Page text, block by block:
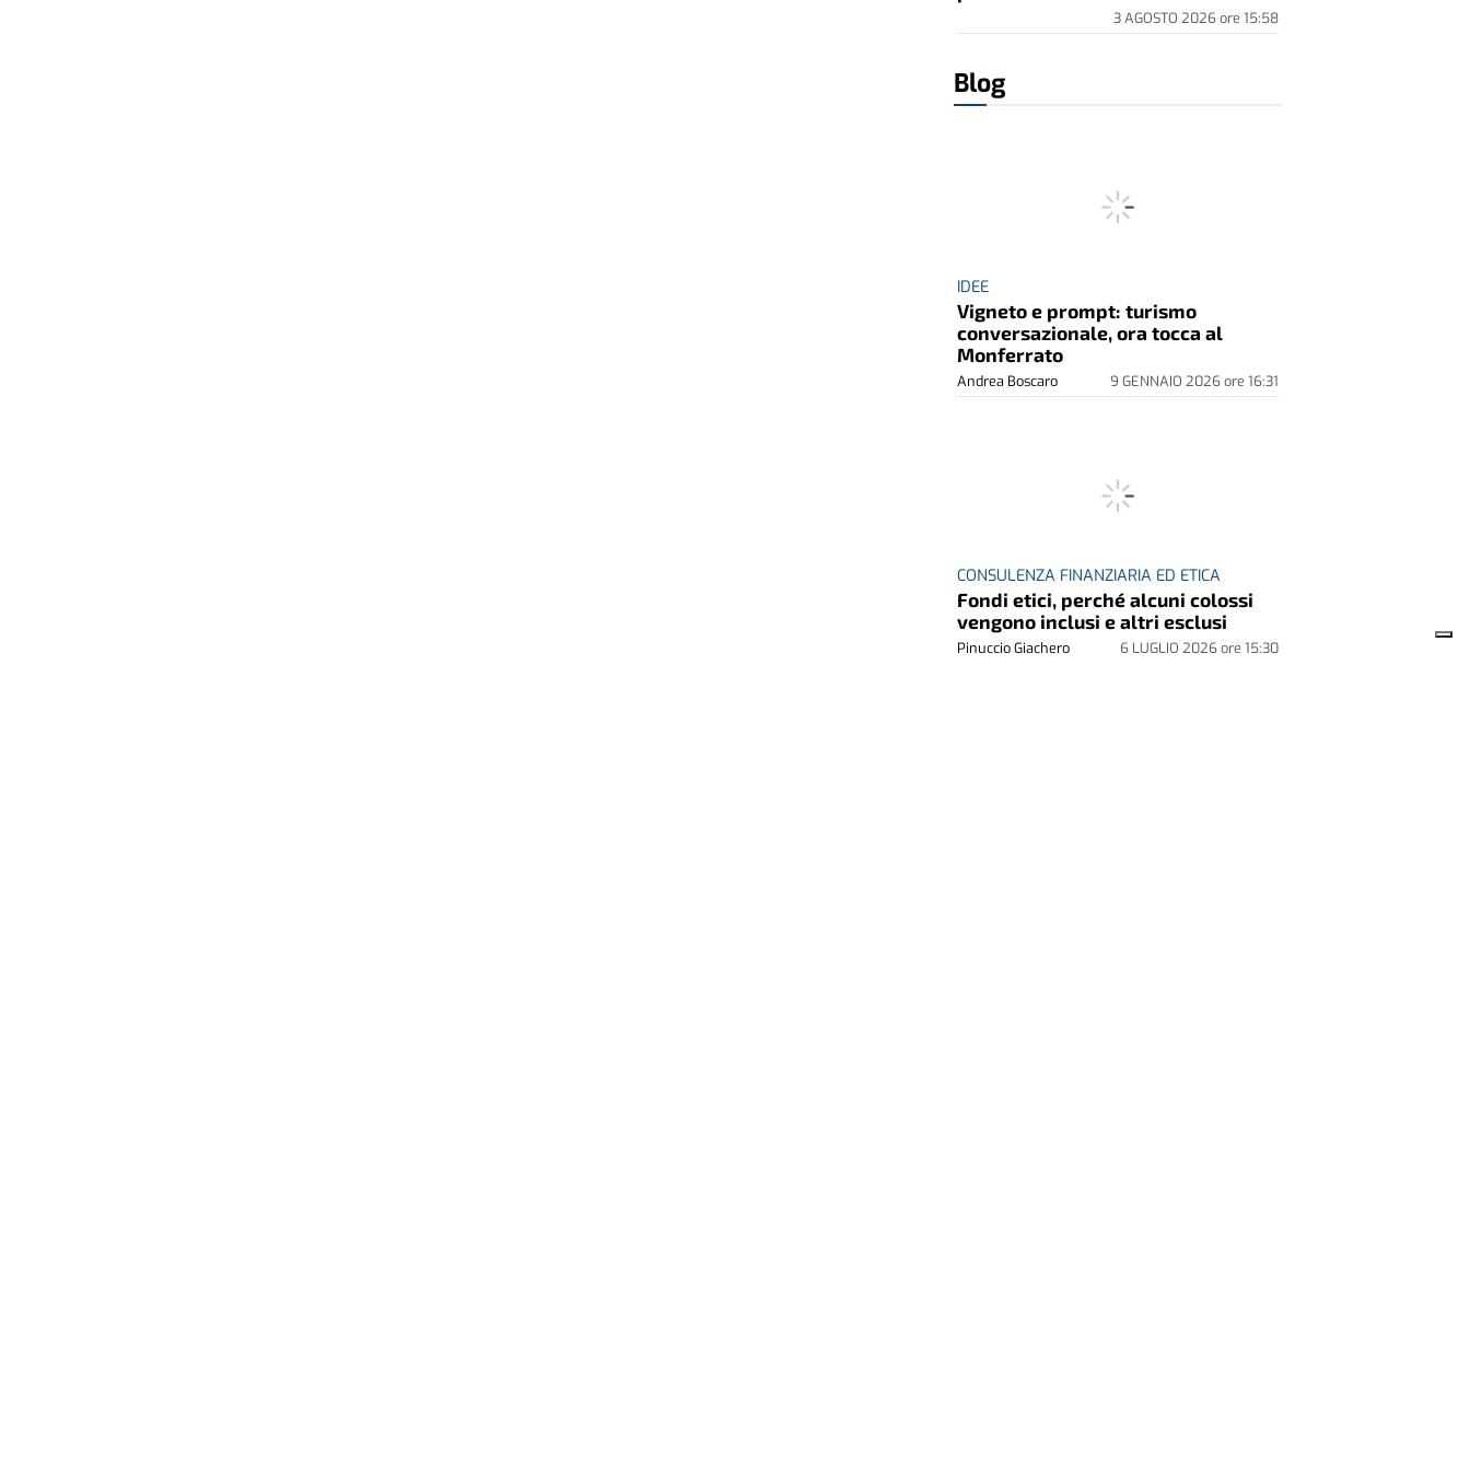
3 AGOSTO 2026ore 15:58
Blog
IDEE
Vigneto e prompt: turismo
conversazionale, ora tocca al
Monferrato
Andrea Boscaro 9 GENNAIO 2026ore 16:31
CONSULENZA FINANZIARIA ED ETICA
Fondi etici, perché alcuni colossi
vengono inclusi e altri esclusi
Pinuccio Giachero 6 LUGLIO 2026ore 15:30